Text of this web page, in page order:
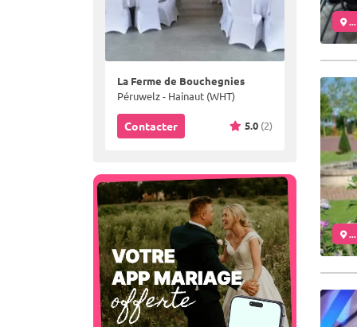
La Ferme de Bouchegnies
Péruwelz - Hainaut (WHT)
Contacter 5.0 (2)
...
...